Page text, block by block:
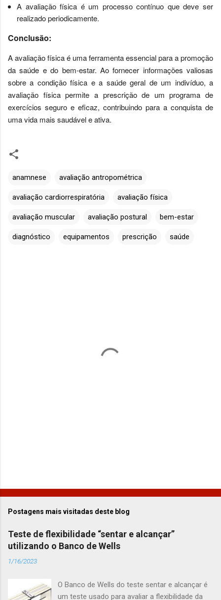
A avaliação física é um processo contínuo que deve ser
realizado periodicamente.
Conclusão:
A avaliação física é uma ferramenta essencial para a promoção
da saúde e do bem-estar. Ao fornecer informações valiosas
sobre a condição física e a saúde geral de um indivíduo, a
avaliação física permite a prescrição de um programa de
exercícios seguro e eficaz, contribuindo para a conquista de
uma vida mais saudável e ativa.
anamnese avaliação antropométrica
avaliação cardiorrespiratória avaliação física
avaliação muscular avaliação postural bem-estar
diagnóstico equipamentos prescrição saúde
Postagens mais visitadas deste blog
Teste de flexibilidade “sentar e alcançar”
utilizando o Banco de Wells
1/16/2023
O Banco de Wells do teste sentar e alcançar é
um teste usado para avaliar a flexibilidade da